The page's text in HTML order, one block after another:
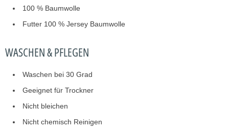
:
100 % Baumwolle
Futter 100 % Jersey Baumwolle
WASCHEN & PFLEGEN
Waschen bei 30 Grad
Geeignet für Trockner
Nicht bleichen
Nicht chemisch Reinigen